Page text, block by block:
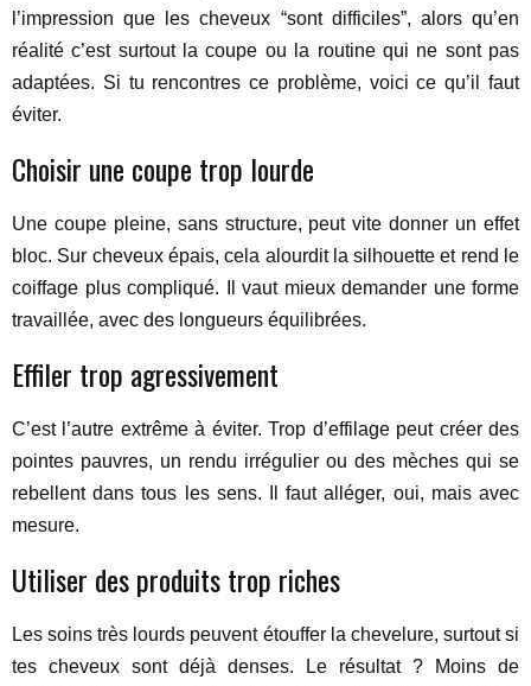
l’impression que les cheveux “sont difficiles”, alors qu’en
réalité c’est surtout la coupe ou la routine qui ne sont pas
adaptées. Si tu rencontres ce problème, voici ce qu’il faut
éviter.
Choisir une coupe trop lourde
Une coupe pleine, sans structure, peut vite donner un effet
bloc. Sur cheveux épais, cela alourdit la silhouette et rend le
coiffage plus compliqué. Il vaut mieux demander une forme
travaillée, avec des longueurs équilibrées.
Effiler trop agressivement
C’est l’autre extrême à éviter. Trop d’effilage peut créer des
pointes pauvres, un rendu irrégulier ou des mèches qui se
rebellent dans tous les sens. Il faut alléger, oui, mais avec
mesure.
Utiliser des produits trop riches
Les soins très lourds peuvent étouffer la chevelure, surtout si
tes cheveux sont déjà denses. Le résultat ? Moins de